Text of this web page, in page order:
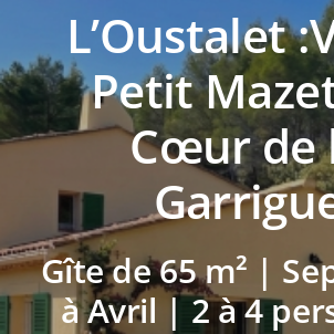
L’Oustalet
Petit
Cœur de
Gîte de 65 m² |
à Avril | 2 à 4